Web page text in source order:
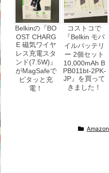
Belkinの『BO
OST CHARG
E 磁気ワイヤ
レス充電スタ
ンド(7.5W)』
がMagSafeで
ピタッと充
電！
コストコで
『Belkin モバ
イルバッテリ
ー 2個セット
10,000mAh B
PB011bt-2PK-
JP』を買って
きました！
Amazon